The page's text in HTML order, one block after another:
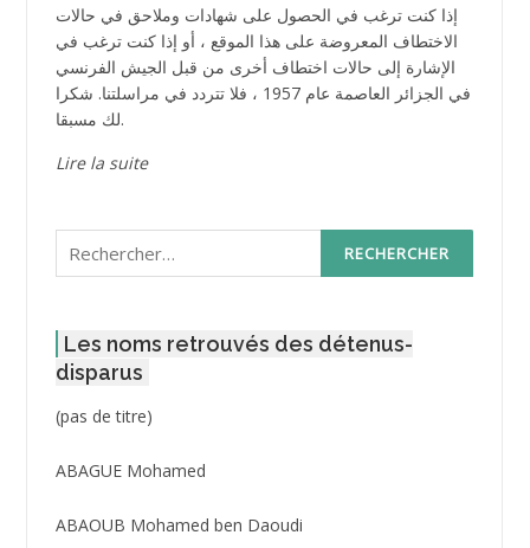
إذا كنت ترغب في الحصول على شهادات وملاحق في حالات
الاختطاف المعروضة على هذا الموقع ، أو إذا كنت ترغب في
الإشارة إلى حالات اختطاف أخرى من قبل الجيش الفرنسي
في الجزائر العاصمة عام 1957 ، فلا تتردد في مراسلتنا. شكرا
لك مسبقا.
Lire la suite
Rechercher :
Les noms retrouvés des détenus-
disparus
(pas de titre)Post
3416
ABAGUE Mohamed
ABAOUB Mohamed ben Daoudi